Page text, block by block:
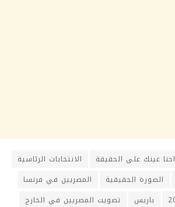
احنا عينك على الحقيقة
الانتخابات الرئاسية
الصورة الحقيقية
المصريين في فرنسا
باريس تصويت المصريين في الخارج